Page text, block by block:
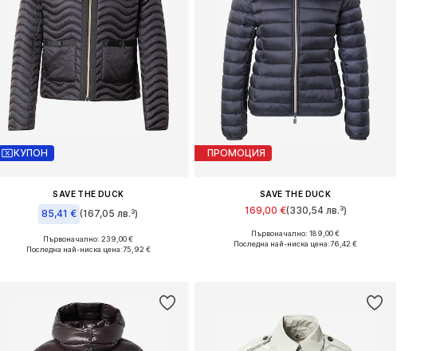
КУПОН
SAVE THE DUCK
85,41 € (167,05 лв.³)
Налични размери: M
Първоначално: 239,00 €
Последна най-ниска цена:75,92 €
ПРОМОЦИЯ
SAVE THE DUCK
169,00 €(330,54 лв.³)
Налични размери: S, M, L, XL, XXL, XXXL
Първоначално: 189,00 €
Последна най-ниска цена:76,42 €